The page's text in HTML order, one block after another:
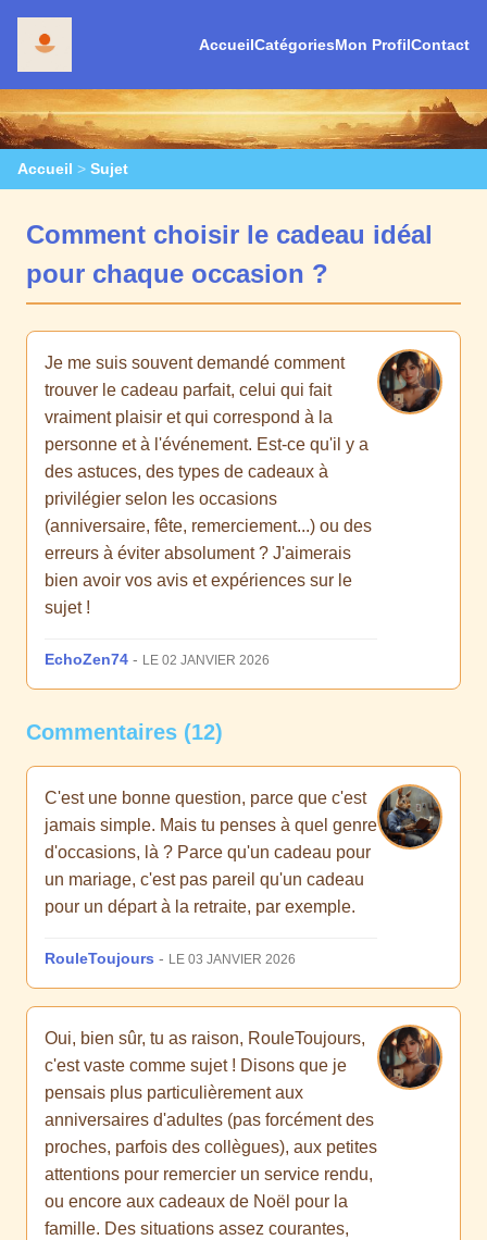
AccueilCatégoriesMon ProfilContact
Accueil > Sujet
Comment choisir le cadeau idéal
pour chaque occasion ?
Je me suis souvent demandé comment
trouver le cadeau parfait, celui qui fait
vraiment plaisir et qui correspond à la
personne et à l'événement. Est-ce qu'il y a
des astuces, des types de cadeaux à
privilégier selon les occasions
(anniversaire, fête, remerciement...) ou des
erreurs à éviter absolument ? J'aimerais
bien avoir vos avis et expériences sur le
sujet !
EchoZen74 - LE 02 JANVIER 2026
Commentaires (12)
C'est une bonne question, parce que c'est
jamais simple. Mais tu penses à quel genre
d'occasions, là ? Parce qu'un cadeau pour
un mariage, c'est pas pareil qu'un cadeau
pour un départ à la retraite, par exemple.
RouleToujours - LE 03 JANVIER 2026
Oui, bien sûr, tu as raison, RouleToujours,
c'est vaste comme sujet ! Disons que je
pensais plus particulièrement aux
anniversaires d'adultes (pas forcément des
proches, parfois des collègues), aux petites
attentions pour remercier un service rendu,
ou encore aux cadeaux de Noël pour la
famille. Des situations assez courantes,